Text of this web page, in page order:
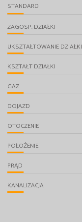
STANDARD
ZAGOSP. DZIAŁKI
UKSZTAŁTOWANIE DZIAŁKI
KSZTAŁT DZIAŁKI
GAZ
DOJAZD
OTOCZENIE
POŁOŻENIE
PRĄD
KANALIZACJA